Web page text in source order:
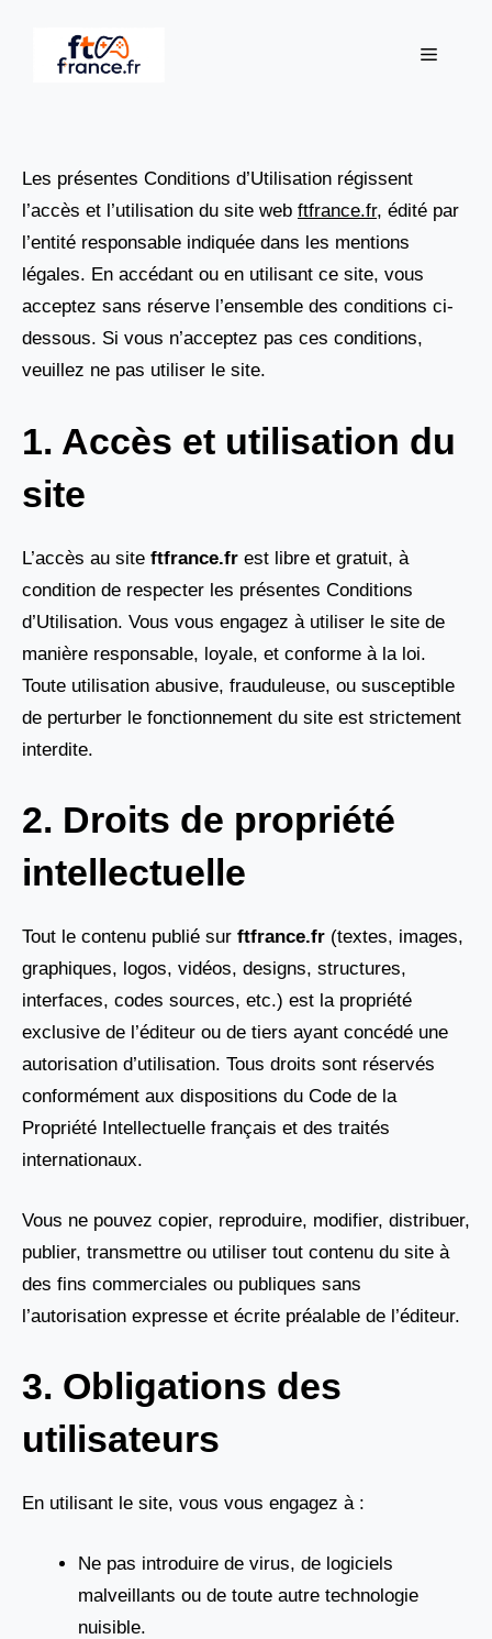
contenu
Menu
Les présentes Conditions d’Utilisation régissent
l’accès et l’utilisation du site web ftfrance.fr, édité par
l’entité responsable indiquée dans les mentions
légales. En accédant ou en utilisant ce site, vous
acceptez sans réserve l’ensemble des conditions ci-
dessous. Si vous n’acceptez pas ces conditions,
veuillez ne pas utiliser le site.
1. Accès et utilisation du
site
L’accès au site ftfrance.fr est libre et gratuit, à
condition de respecter les présentes Conditions
d’Utilisation. Vous vous engagez à utiliser le site de
manière responsable, loyale, et conforme à la loi.
Toute utilisation abusive, frauduleuse, ou susceptible
de perturber le fonctionnement du site est strictement
interdite.
2. Droits de propriété
intellectuelle
Tout le contenu publié sur ftfrance.fr (textes, images,
graphiques, logos, vidéos, designs, structures,
interfaces, codes sources, etc.) est la propriété
exclusive de l’éditeur ou de tiers ayant concédé une
autorisation d’utilisation. Tous droits sont réservés
conformément aux dispositions du Code de la
Propriété Intellectuelle français et des traités
internationaux.
Vous ne pouvez copier, reproduire, modifier, distribuer,
publier, transmettre ou utiliser tout contenu du site à
des fins commerciales ou publiques sans
l’autorisation expresse et écrite préalable de l’éditeur.
3. Obligations des
utilisateurs
En utilisant le site, vous vous engagez à :
Ne pas introduire de virus, de logiciels
malveillants ou de toute autre technologie
nuisible.